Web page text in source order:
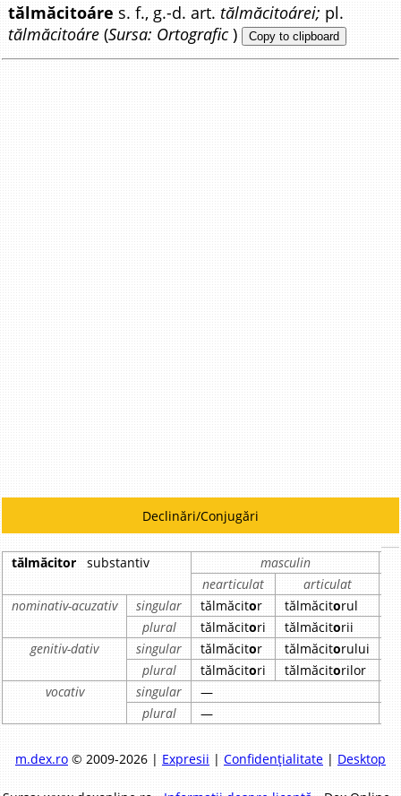
tălmăcitoáre s. f., g.-d. art.tălmăcitoárei; pl.
tălmăcitoáre (Sursa: Ortografic) Copy to clipboard
Declinări/Conjugări
tălmăcitor substantiv
masculin
nearticulat
articulat
nominativ-acuzativ
singular tălmăcitor tălmăcitorul
plural
tălmăcitori tălmăcitorii
genitiv-dativ
singular tălmăcitor tălmăcitorului
plural
tălmăcitori tălmăcitorilor
vocativ
singular —
plural
—
m.dex.ro© 2009-2026 | Expresii | Confidențialitate| Desktop